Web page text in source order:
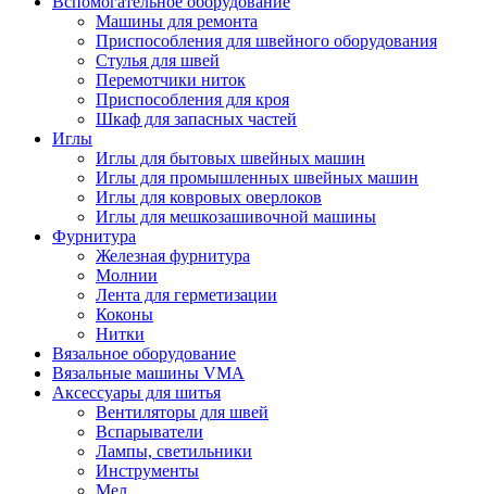
Машины для ремонта
Приспособления для швейного оборудования
Стулья для швей
Перемотчики ниток
Приспособления для кроя
Шкаф для запасных частей
Иглы
Иглы для бытовых швейных машин
Иглы для промышленных швейных машин
Иглы для ковровых оверлоков
Иглы для мешкозашивочной машины
Фурнитура
Железная фурнитура
Молнии
Лента для герметизации
Коконы
Нитки
Вязальное оборудование
Вязальные машины VMA
Аксессуары для шитья
Вентиляторы для швей
Вспарыватели
Лампы, светильники
Инструменты
Мел